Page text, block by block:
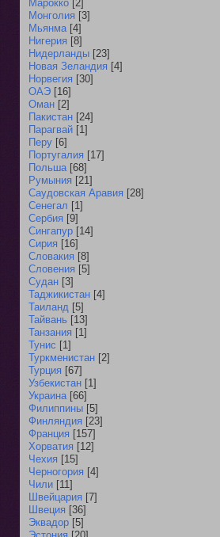
Марокко [2]
Монголия [3]
Мьянма [4]
Нигерия [8]
Нидерланды [23]
Новая Зеландия [4]
Норвегия [30]
ОАЭ [16]
Оман [2]
Пакистан [24]
Парагвай [1]
Перу [6]
Португалия [17]
Польша [68]
Румыния [21]
Саудовская Аравия [28]
Сенегал [1]
Сербия [9]
Сингапур [14]
Сирия [16]
Словакия [8]
Словения [5]
Судан [3]
Таджикистан [4]
Таиланд [5]
Тайвань [13]
Танзания [1]
Тунис [1]
Туркменистан [2]
Турция [67]
Узбекистан [1]
Украина [66]
Филиппины [5]
Финляндия [23]
Франция [157]
Хорватия [12]
Чехия [15]
Черногория [4]
Чили [11]
Швейцария [7]
Швеция [36]
Эквадор [5]